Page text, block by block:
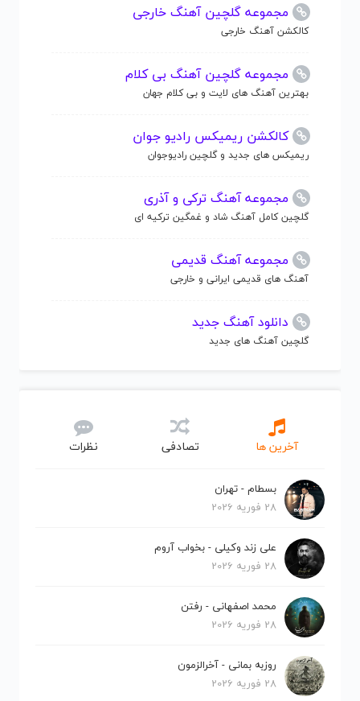
مجموعه گلچین آهنگ خارجی
کالکشن آهنگ خارجی
مجموعه گلچین آهنگ بی کلام
بهترین آهنگ های لایت و بی کلام جهان
کالکشن ریمیکس رادیو جوان
ریمیکس های جدید و گلچین رادیوجوان
مجموعه آهنگ ترکی و آذری
گلچین کامل آهنگ شاد و غمگین ترکیه ای
مجموعه آهنگ قدیمی
آهنگ های قدیمی ایرانی و خارجی
دانلود آهنگ جدید
گلچین آهنگ های جدید
آخرین ها تصادفی نظرات
بسطام - تهران
28 فوریه 2026
علی زند وکیلی - بخواب آروم
28 فوریه 2026
محمد اصفهانی - رفتن
28 فوریه 2026
روزبه بمانی - آخرالزمون
28 فوریه 2026